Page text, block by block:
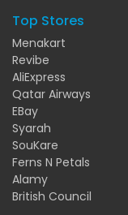
Top Stores
Menakart
Revibe
AliExpress
Qatar Airways
EBay
Syarah
SouKare
Ferns N Petals
Alamy
British Council